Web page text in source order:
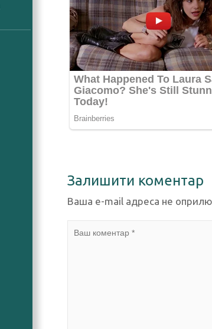
Залишити коментар
Ваша e-mail адреса не